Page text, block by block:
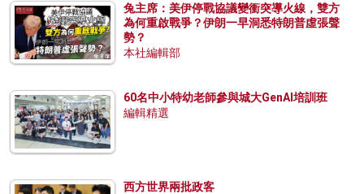
兔主席：美伊停戰協議變衝突導火線，雙方
為何重啟戰爭？伊朗一早洞悉特朗普虛張聲
勢？
本社編輯部
60名中小特幼老師參與城大GenAI培訓班
編輯精選
西方世界兩批政客